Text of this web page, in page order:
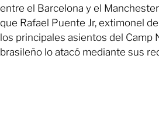
entre el Barcelona y el
que Rafael Puente Jr, extimonel
los principales asientos del Camp
brasileño lo atacó mediante sus